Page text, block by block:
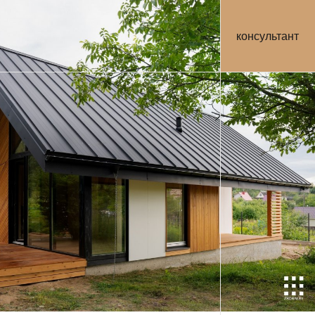
консультант